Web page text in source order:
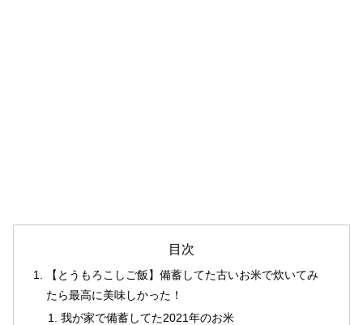
目次
【とうもろこしご飯】備蓄してた古いお米で炊いてみ
たら最高に美味しかった！
我が家で備蓄してた2021年のお米